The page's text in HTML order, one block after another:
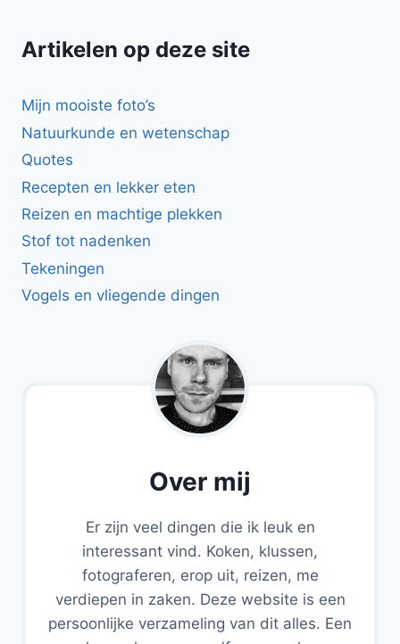
Artikelen op deze site
Mijn mooiste foto’s
Natuurkunde en wetenschap
Quotes
Recepten en lekker eten
Reizen en machtige plekken
Stof tot nadenken
Tekeningen
Vogels en vliegende dingen
Over mij
Er zijn veel dingen die ik leuk en
interessant vind. Koken, klussen,
fotograferen, erop uit, reizen, me
verdiepen in zaken. Deze website is een
persoonlijke verzameling van dit alles. Een